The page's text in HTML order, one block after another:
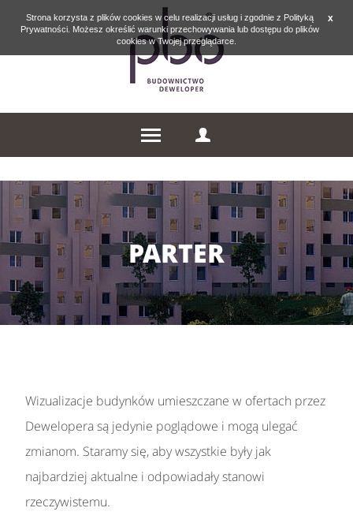
x
Strona korzysta z plików cookies w celu realizacji usług i zgodnie z Polityką
Prywatności. Możesz określić warunki przechowywania lub dostępu do plików
cookies w Twojej przeglądarce.
PARTER
Wizualizacje budynków umieszczane w ofertach przez
Dewelopera są jedynie poglądowe i mogą ulegać
zmianom. Staramy się, aby wszystkie były jak
najbardziej aktualne i odpowiadały stanowi
rzeczywistemu.